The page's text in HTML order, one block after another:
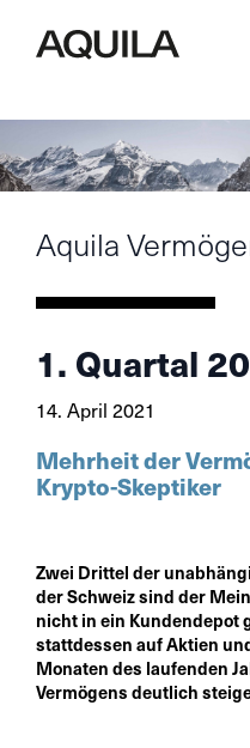
Aquila
1. Quartal
14. April 2021
Mehrheit der
Krypto-Skeptiker
Zwei Drittel der
der Schweiz sind der
nicht in ein Kundendepot
stattdessen auf Aktien
Monaten des laufenden
Vermögens deutlich